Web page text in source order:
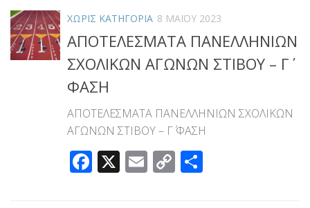
ΧΩΡΊΣ ΚΑΤΗΓΟΡΊΑ 8 ΜΑΪ́ΟΥ 2023
ΑΠΟΤΕΛΕΣΜΑΤΑ ΠΑΝΕΛΛΗΝΙΩΝ
ΣΧΟΛΙΚΩΝ ΑΓΩΝΩΝ ΣΤΙΒΟΥ – Γ΄
ΦΑΣΗ
ΑΠΟΤΕΛΕΣΜΑΤΑ ΠΑΝΕΛΛΗΝΙΩΝ ΣΧΟΛΙΚΩΝ
ΑΓΩΝΩΝ ΣΤΙΒΟΥ – Γ΄ ΦΑΣΗ
Facebook
X Email
Copy